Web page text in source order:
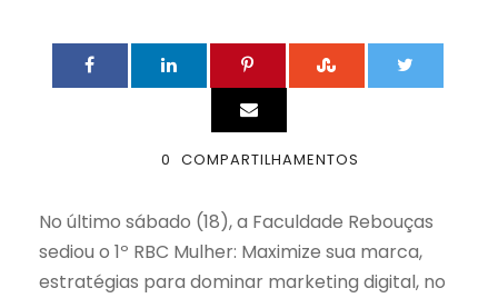
0 COMPARTILHAMENTOS
No último sábado (18), a Faculdade Rebouças
sediou o 1º RBC Mulher: Maximize sua marca,
estratégias para dominar marketing digital, no